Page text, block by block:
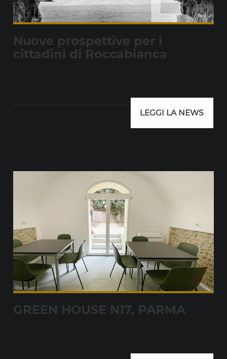
Nuove prospettive per i
cittadini di Roccabianca
LEGGI LA NEWS
GREEN HOUSE N17, PARMA